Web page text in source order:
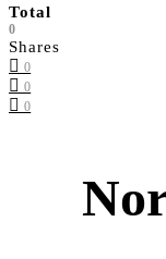
Total
0
Shares
0
0
0